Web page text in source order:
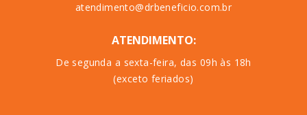
atendimento@drbeneficio.com.br
ATENDIMENTO:
De segunda a sexta-feira, das 09h às 18h
(exceto feriados)